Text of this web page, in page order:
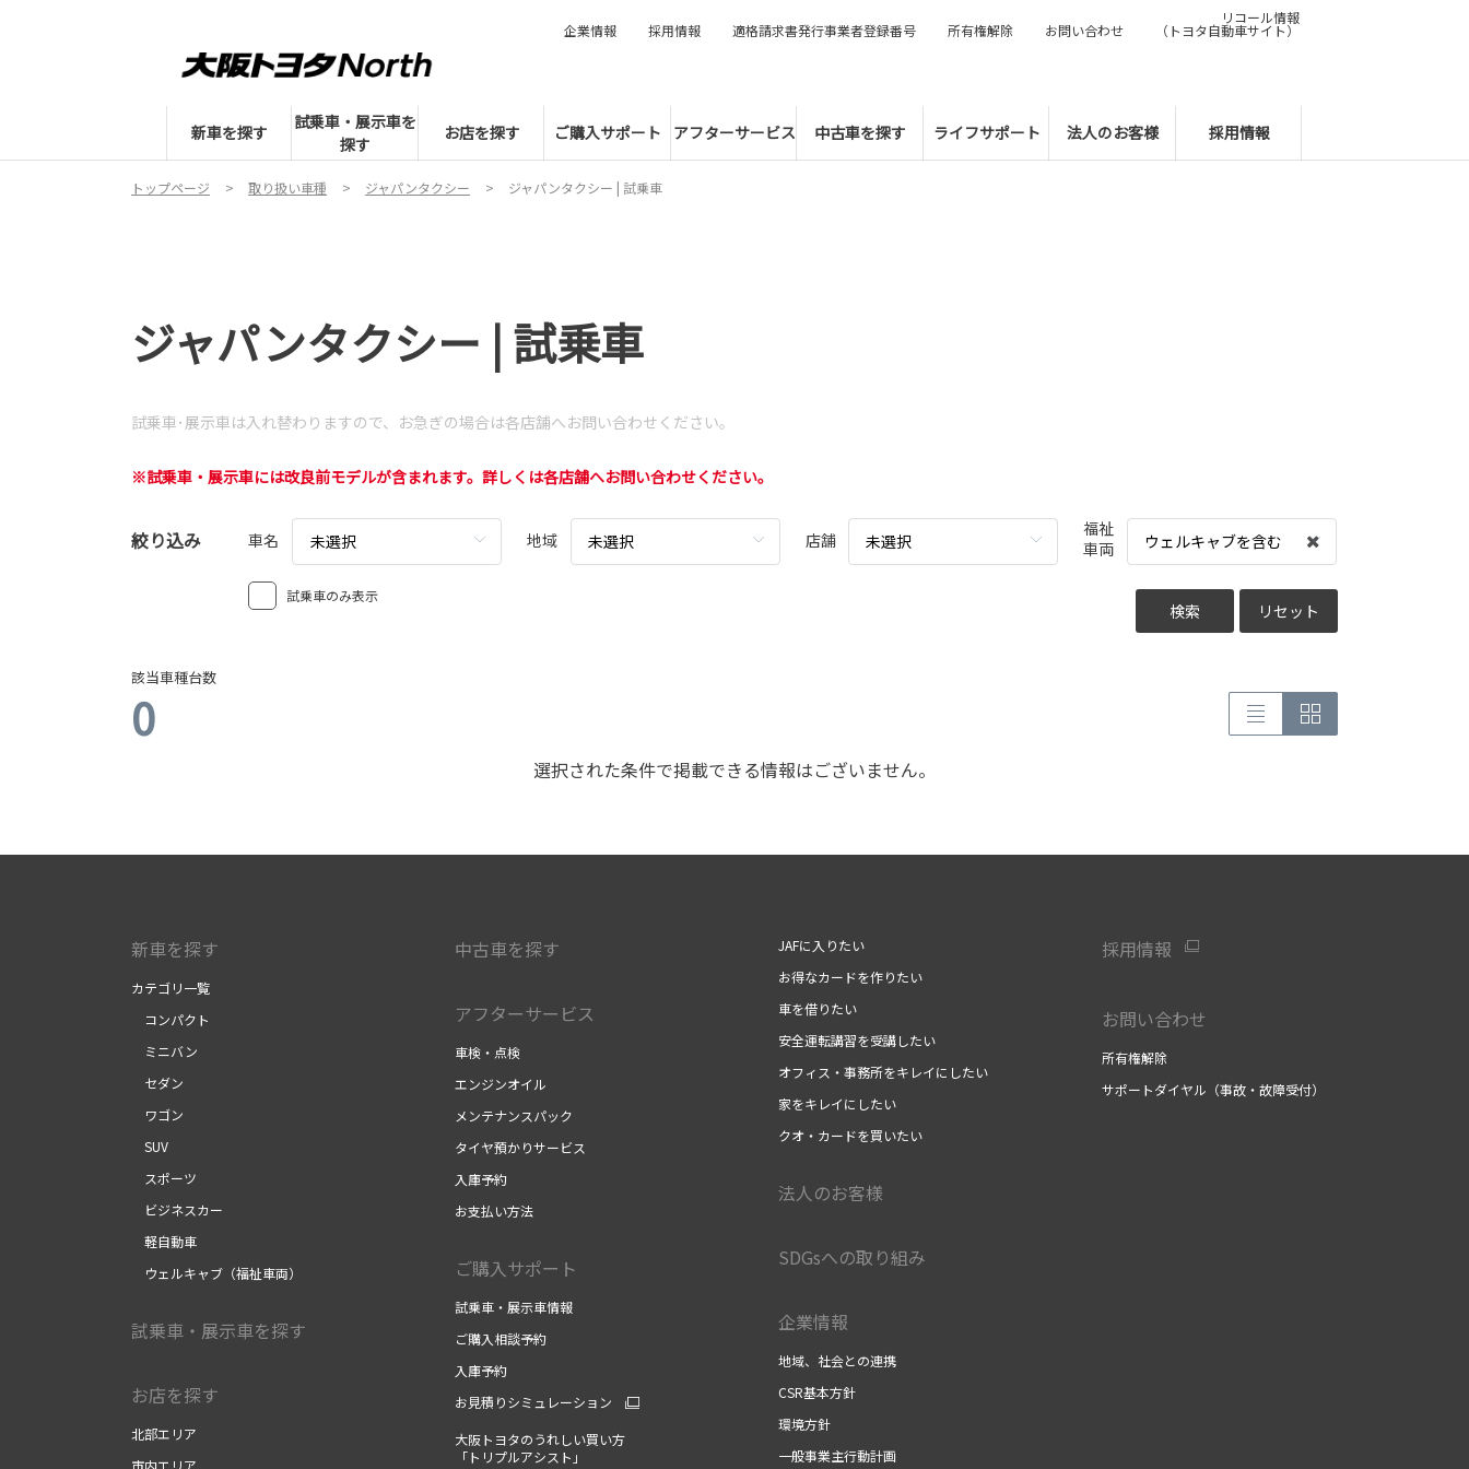
新車を探す
試乗車・展示車を
探す
お店を探す ご購入サポート アフターサービス 中古車を探す ライフサポート 法人のお客様 採用情報
企業情報 採用情報 適格請求書発行事業者登録番号 所有権解除 お問い合わせ
リコール情報
（トヨタ自動車サイト）
トップページ 取り扱い車種 ジャパンタクシー ジャパンタクシー | 試乗車
ジャパンタクシー | 試乗車
試乗車･展示車は入れ替わりますので、 お急ぎの場合は各店舗へお問い合わせください。
※試乗車・展示車には改良前モデルが含まれます。詳しくは各店舗へお問い合わせください。
絞り込み 車名 未選択 地域 未選択 店舗 未選択
福祉
車両
ウェルキャブを含む
試乗車のみ表示
検索 リセット
該当車種台数
0
選択された条件で掲載できる情報はございません。
新車を探す
カテゴリ一覧
コンパクト
ミニバン
セダン
ワゴン
SUV
スポーツ
ビジネスカー
軽自動車
ウェルキャブ（福祉車両）
試乗車・展示車を探す
お店を探す
北部エリア
中古車を探す
アフターサービス
車検・点検
エンジンオイル
メンテナンスパック
タイヤ預かりサービス
入庫予約
お支払い方法
ご購入サポート
試乗車・展示車情報
ご購入相談予約
入庫予約
お見積りシミュレーション
大阪トヨタのうれしい買い方
「トリプルアシスト」
JAFに入りたい
お得なカードを作りたい
車を借りたい
安全運転講習を受講したい
オフィス・事務所をキレイにしたい
家をキレイにしたい
クオ・カードを買いたい
法人のお客様
SDGsへの取り組み
企業情報
地域、社会との連携
CSR基本方針
環境方針
一般事業主行動計画
採用情報
お問い合わせ
所有権解除
サポートダイヤル（事故・故障受付）